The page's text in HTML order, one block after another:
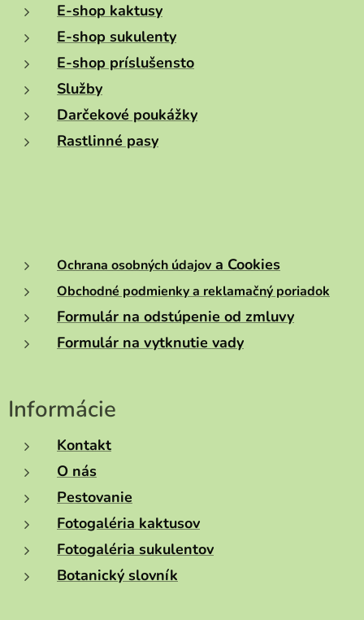
E-shop kaktusy
E-shop sukulenty
E-shop príslušensto
Služby
Darčekové poukážky
Rastlinné pasy
Ochrana osobných údajov a Cookies
Obchodné podmienky a reklamačný poriadok
Formulár na odstúpenie od zmluvy
Formulár na vytknutie vady
Informácie
Kontakt
O nás
Pestovanie
Fotogaléria kaktusov
Fotogaléria sukulentov
Botanický slovník